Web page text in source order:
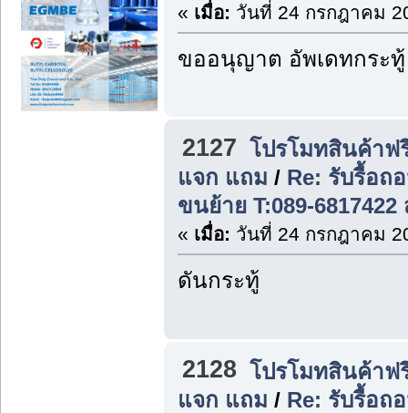
« เมื่อ: วันที่ 24 กรกฎาคม
ขออนุญาต อัพเดทกระทู้
2127 โปรโมทสินค้าฟ
แจก แถม / Re: รับรื้อถ
ขนย้าย T:089-6817422
« เมื่อ: วันที่ 24 กรกฎาคม
ดันกระทู้
2128 โปรโมทสินค้าฟ
แจก แถม / Re: รับรื้อถ